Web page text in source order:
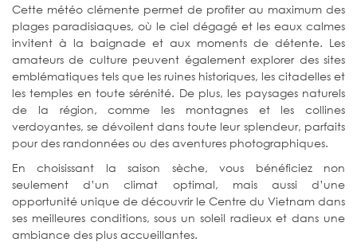
Cette météo clémente permet de profiter au maximum des
plages paradisiaques, où le ciel dégagé et les eaux calmes
invitent à la baignade et aux moments de détente. Les
amateurs de culture peuvent également explorer des sites
emblématiques tels que les ruines historiques, les citadelles et
les temples en toute sérénité. De plus, les paysages naturels
de la région, comme les montagnes et les collines
verdoyantes, se dévoilent dans toute leur splendeur, parfaits
pour des randonnées ou des aventures photographiques.
En choisissant la saison sèche, vous bénéficiez non
seulement d’un climat optimal, mais aussi d’une
opportunité unique de découvrir le Centre du Vietnam dans
ses meilleures conditions, sous un soleil radieux et dans une
ambiance des plus accueillantes.